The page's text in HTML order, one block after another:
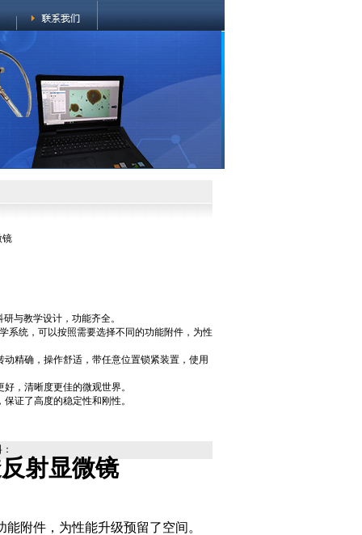
镜
与教学设计，功能齐全。
系统，可以按照需要选择不同的功能附件，为性
精确，操作舒适，带任意位置锁紧装置，使用
，清晰度更佳的微观世界。
证了高度的稳定性和刚性。
射显微镜
附件，为性能升级预留了空间。